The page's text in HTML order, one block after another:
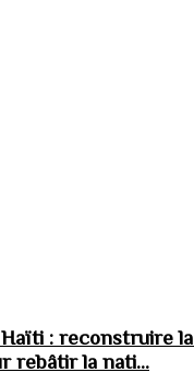
: reconstruire
rebâtir la nati...